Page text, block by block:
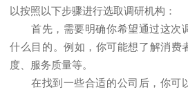
以按照以下步骤进行选取调研机构：
首先，需要明确你希望通过这次
什么目的。例如，你可能想了解消费
度、服务质量等。
在找到一些合适的公司后，你可